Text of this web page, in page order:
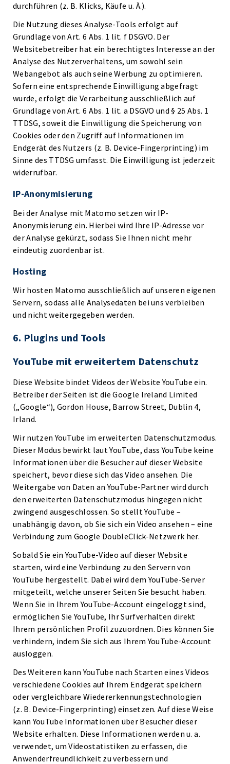
durchführen (z. B. Klicks, Käufe u. Ä.).
Die Nutzung dieses Analyse-Tools erfolgt auf
Grundlage von Art. 6 Abs. 1 lit. f DSGVO. Der
Websitebetreiber hat ein berechtigtes Interesse an der
Analyse des Nutzerverhaltens, um sowohl sein
Webangebot als auch seine Werbung zu optimieren.
Sofern eine entsprechende Einwilligung abgefragt
wurde, erfolgt die Verarbeitung ausschließlich auf
Grundlage von Art. 6 Abs. 1 lit. a DSGVO und § 25 Abs. 1
TTDSG, soweit die Einwilligung die Speicherung von
Cookies oder den Zugriff auf Informationen im
Endgerät des Nutzers (z. B. Device-Fingerprinting) im
Sinne des TTDSG umfasst. Die Einwilligung ist jederzeit
widerrufbar.
IP-Anonymisierung
Bei der Analyse mit Matomo setzen wir IP-
Anonymisierung ein. Hierbei wird Ihre IP-Adresse vor
der Analyse gekürzt, sodass Sie Ihnen nicht mehr
eindeutig zuordenbar ist.
Hosting
Wir hosten Matomo ausschließlich auf unseren eigenen
Servern, sodass alle Analysedaten bei uns verbleiben
und nicht weitergegeben werden.
6. Plugins und Tools
YouTube mit erweitertem Datenschutz
Diese Website bindet Videos der Website YouTube ein.
Betreiber der Seiten ist die Google Ireland Limited
(„Google“), Gordon House, Barrow Street, Dublin 4,
Irland.
Wir nutzen YouTube im erweiterten Datenschutzmodus.
Dieser Modus bewirkt laut YouTube, dass YouTube keine
Informationen über die Besucher auf dieser Website
speichert, bevor diese sich das Video ansehen. Die
Weitergabe von Daten an YouTube-Partner wird durch
den erweiterten Datenschutzmodus hingegen nicht
zwingend ausgeschlossen. So stellt YouTube –
unabhängig davon, ob Sie sich ein Video ansehen – eine
Verbindung zum Google DoubleClick-Netzwerk her.
Sobald Sie ein YouTube-Video auf dieser Website
starten, wird eine Verbindung zu den Servern von
YouTube hergestellt. Dabei wird dem YouTube-Server
mitgeteilt, welche unserer Seiten Sie besucht haben.
Wenn Sie in Ihrem YouTube-Account eingeloggt sind,
ermöglichen Sie YouTube, Ihr Surfverhalten direkt
Ihrem persönlichen Profil zuzuordnen. Dies können Sie
verhindern, indem Sie sich aus Ihrem YouTube-Account
ausloggen.
Des Weiteren kann YouTube nach Starten eines Videos
verschiedene Cookies auf Ihrem Endgerät speichern
oder vergleichbare Wiedererkennungstechnologien
(z. B. Device-Fingerprinting) einsetzen. Auf diese Weise
kann YouTube Informationen über Besucher dieser
Website erhalten. Diese Informationen werden u. a.
verwendet, um Videostatistiken zu erfassen, die
Anwenderfreundlichkeit zu verbessern und